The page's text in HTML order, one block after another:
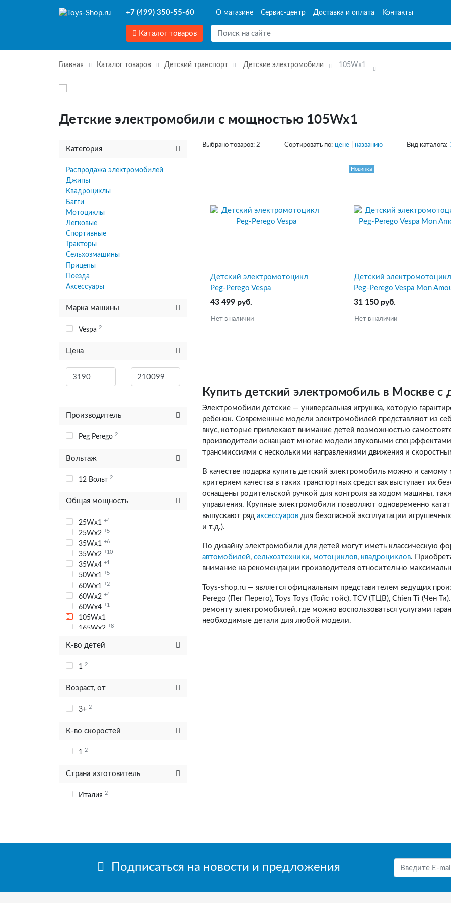
+7 (499) 350-55-60 О магазине Сервис-центр Доставка и оплата Контакты
Каталог товаров
Главная Каталог товаров Детский транспорт Детские электромобили 105Wx1
Детские электромобили с мощностью 105Wx1
Категория
Распродажа электромобилей
Джипы
Квадроциклы
Багги
Мотоциклы
Легковые
Спортивные
Тракторы
Сельхозмашины
Прицепы
Поезда
Аксессуары
Марка машины
Vespa 2
Цена
Производитель
Peg Perego 2
Вольтаж
12 Вольт 2
Общая мощность
25Wx1 +4
25Wx2 +5
35Wx1 +6
35Wx2 +10
35Wx4 +1
50Wx1 +5
60Wx1 +2
60Wx2 +4
60Wx4 +1
105Wx1
165Wx2 +8
240Wx2
К-во детей
1 2
Возраст, от
3+ 2
К-во скоростей
1 2
Страна изготовитель
Италия 2
Выбрано товаров: 2 Сортировать по: цене названию Вид каталога:
Детский электромотоцикл
Peg-Perego Vespa
43 499 руб.
Нет в наличии
Новинка
Детский электромотоцикл
Peg-Perego Vespa Mon
31 150 руб.
Нет в наличии
Купить детский электромобиль в Москве с
Электромобили детские — универсальная игрушка, которую
ребенок. Современные модели электромобилей представляют из
вкус, которые привлекают внимание детей возможностью
производители оснащают многие модели звуковыми
трансмиссиями с несколькими направлениями движения и
В качестве подарка купить детский электромобиль можно и
критерием качества в таких транспортных средствах выступает их
оснащены родительской ручкой для контроля за ходом машины,
управления. Крупные электромобили позволяют одновременно
выпускают ряд аксессуаров для безопасной эксплуатации
и т.д.).
По дизайну электромобили для детей могут иметь классическую
автомобилей, сельхозтехники, мотоциклов, квадроциклов.
внимание на рекомендации производителя относительно
Toys-shop.ru — является официальным представителем ведущих
Perego (Пег Перего), Toys Toys (Тойс тойс), TCV (ТЦВ), Chien Ti (Чен
ремонту электромобилей, где можно воспользоваться услугами
необходимые детали для любой модели.
Подписаться на новости и предложения